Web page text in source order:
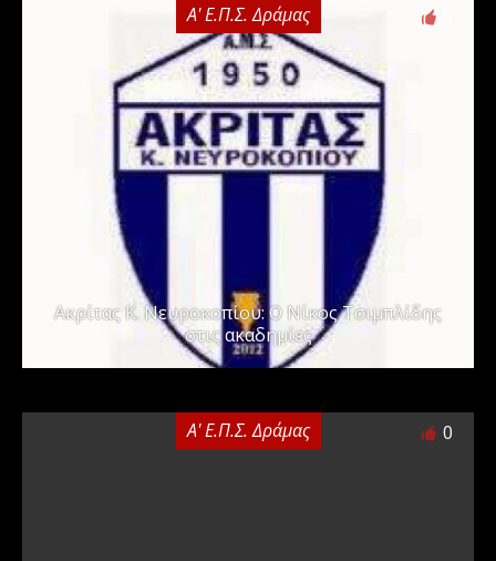
Α' Ε.Π.Σ. Δράμας
Ακρίτας Κ. Νευροκοπίου: Ο Νίκος Τσιμπλίδης
στις ακαδημίες
Α' Ε.Π.Σ. Δράμας 0